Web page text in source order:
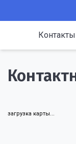
загрузка карты...